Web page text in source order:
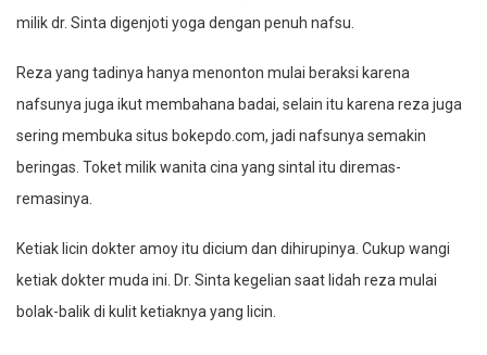
milik dr. Sinta digenjoti yoga dengan penuh nafsu.
Reza yang tadinya hanya menonton mulai beraksi karena
nafsunya juga ikut membahana badai, selain itu karena reza juga
sering membuka situs bokepdo.com, jadi nafsunya semakin
beringas. Toket milik wanita cina yang sintal itu diremas-
remasinya.
Ketiak licin dokter amoy itu dicium dan dihirupinya. Cukup wangi
ketiak dokter muda ini. Dr. Sinta kegelian saat lidah reza mulai
bolak-balik di kulit ketiaknya yang licin.